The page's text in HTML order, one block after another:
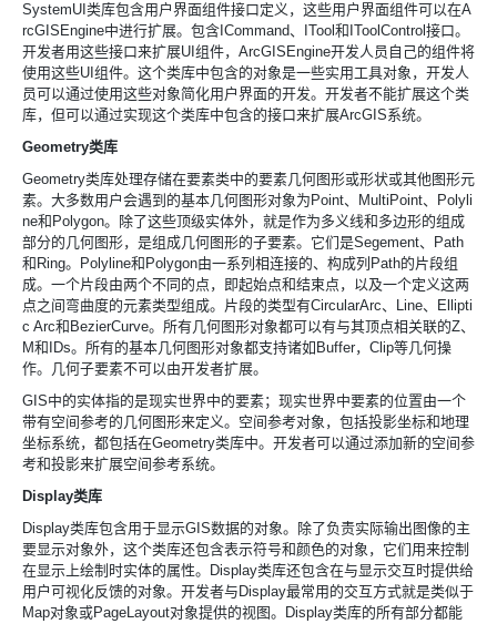
SystemUI类库包含用户界面组件接口定义，这些用户界面组件可以在A
rcGISEngine中进行扩展。包含 ICommand、 ITool和 IToolControl接口。
开发者用这些接口来扩展UI组件， ArcGISEngine开发人员自己的组件将
使用这些UI组件。这个类库中包含的对象是一些实用工具对象，开发人
员可以通过使用这些对象简化用户界面的开发。开发者不能扩展这个类
库，但可以通过实现这个类库中包含的接口来扩展ArcGIS系统。
Geometry类库
Geometry类库处理存储在要素类中的要素几何图形或形状或其他图形元
素。大多数用户会遇到的基本几何图形对象为 Point、 MultiPoint、
Polyli
ne和 Polygon。除了这些顶级实体外，就是作为多义线和多边形的组成
部分的几何图形，是组成几何图形的子要素。它们是Segement、
Path
和 Ring。 Polyline和 Polygon由一系列相连接的、构成列 Path的片段组
成。一个片段由两个不同的点，即起始点和结束点，以及一个定义这两
点之间弯曲度的元素类型组成。片段的类型有CircularArc、 Line、
Ellipti
c Arc和 BezierCurve。所有几何图形对象都可以有与其顶点相关联的Z、
M和 IDs。所有的基本几何图形对象都支持诸如 Buffer， Clip等几何操
作。几何子要素不可以由开发者扩展。
GIS中的实体指的是现实世界中的要素；现实世界中要素的位置由一个
带有空间参考的几何图形来定义。空间参考对象，包括投影坐标和地理
坐标系统，都包括在Geometry类库中。开发者可以通过添加新的空间参
考和投影来扩展空间参考系统。
Display类库
Display类库包含用于显示GIS数据的对象。除了负责实际输出图像的主
要显示对象外，这个类库还包含表示符号和颜色的对象，它们用来控制
在显示上绘制时实体的属性。
Display类库还包含在与显示交互时提供给
用户可视化反馈的对象。开发者与 Display最常用的交互方式就是类似于
Map对象或PageLayout对象提供的视图。
Display类库的所有部分都能